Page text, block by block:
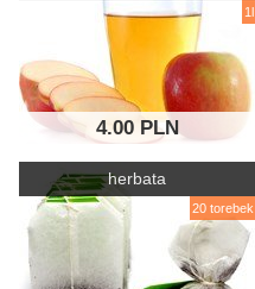
1l
4.00 PLN
herbata
20 torebek